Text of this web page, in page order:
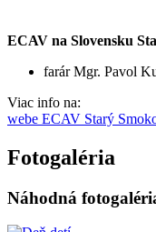
ECAV na Slovensku
farár Mgr. Pavol
Viac info na:
webe ECAV Starý
Fotogaléria
Náhodná